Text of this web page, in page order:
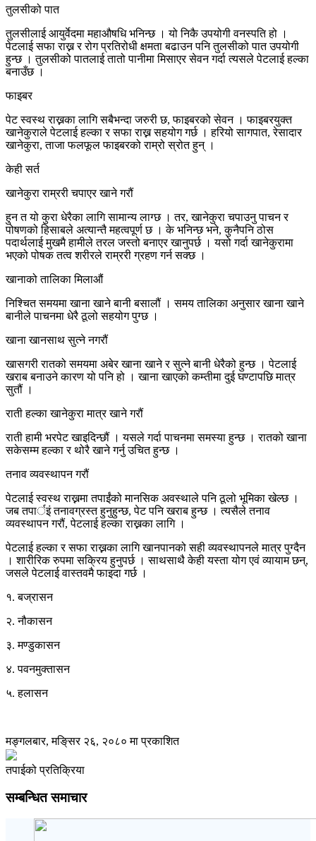
तुलसीको पात
तुलसीलाई आयुर्वेदमा महाऔषधि भनिन्छ । यो निकै उपयोगी वनस्पति हो ।
पेटलाई सफा राख्न र रोग प्रतिरोधी क्षमता बढाउन पनि तुलसीको पात उपयोगी
हुन्छ । तुलसीको पातलाई तातो पानीमा मिसाएर सेवन गर्दा त्यसले पेटलाई हल्का
बनाउँछ ।
फाइबर
पेट स्वस्थ राख्नका लागि सबैभन्दा जरुरी छ, फाइबरको सेवन । फाइबरयुक्त
खानेकुराले पेटलाई हल्का र सफा राख्न सहयोग गर्छ । हरियो सागपात, रेसादार
खानेकुरा, ताजा फलफूल फाइबरको राम्रो स्रोत हुन् ।
केही सर्त
खानेकुरा राम्ररी चपाएर खाने गरौं
हुन त यो कुरा धेरैका लागि सामान्य लाग्छ । तर, खानेकुरा चपाउनु पाचन र
पोषणको हिसाबले अत्यान्तै महत्वपूर्ण छ । के भनिन्छ भने, कुनैपनि ठोस
पदार्थलाई मुखमै हामीले तरल जस्तो बनाएर खानुपर्छ । यसो गर्दा खानेकुरामा
भएको पोषक तत्व शरीरले राम्ररी ग्रहण गर्न सक्छ ।
खानाको तालिका मिलाऔं
निश्चित समयमा खाना खाने बानी बसालौं । समय तालिका अनुसार खाना खाने
बानीले पाचनमा धेरै ठूलो सहयोग पुग्छ ।
खाना खानसाथ सुत्ने नगरौं
खासगरी रातको समयमा अबेर खाना खाने र सुत्ने बानी धेरैको हुन्छ । पेटलाई
खराब बनाउने कारण यो पनि हो । खाना खाएको कम्तीमा दुई घण्टापछि मात्र
सुतौं ।
राती हल्का खानेकुरा मात्र खाने गरौं
राती हामी भरपेट खाइदिन्छौं । यसले गर्दा पाचनमा समस्या हुन्छ । रातको खाना
सकेसम्म हल्का र थोरै खाने गर्नु उचित हुन्छ ।
तनाव व्यवस्थापन गरौं
पेटलाई स्वस्थ राख्नमा तपाईंको मानसिक अवस्थाले पनि ठूलो भूमिका खेल्छ ।
जब तपार्इं तनावग्रस्त हुनुहुन्छ, पेट पनि खराब हुन्छ । त्यसैले तनाव
व्यवस्थापन गरौं, पेटलाई हल्का राख्नका लागि ।
पेटलाई हल्का र सफा राख्नका लागि खानपानको सही व्यवस्थापनले मात्र पुग्दैन
। शारीरिक रुपमा सक्रिय हुनुपर्छ । साथसाथै केही यस्ता योग एवं व्यायाम छन्,
जसले पेटलाई वास्तवमै फाइदा गर्छ ।
१. बज्रासन
२. नौकासन
३. मण्डुकासन
४. पवनमुक्तासन
५. हलासन
मङ्गलबार, मङि्सर २६, २०८० मा प्रकाशित
तपाईको प्रतिक्रिया
सम्बन्धित समाचार